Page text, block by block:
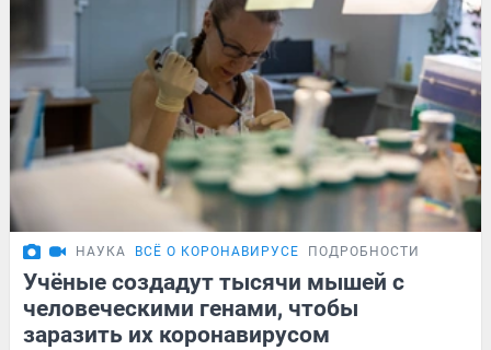
НАУКА ВСЁ О КОРОНАВИРУСЕ ПОДРОБНОСТИ
Учёные создадут тысячи мышей с
человеческими генами, чтобы
заразить их коронавирусом